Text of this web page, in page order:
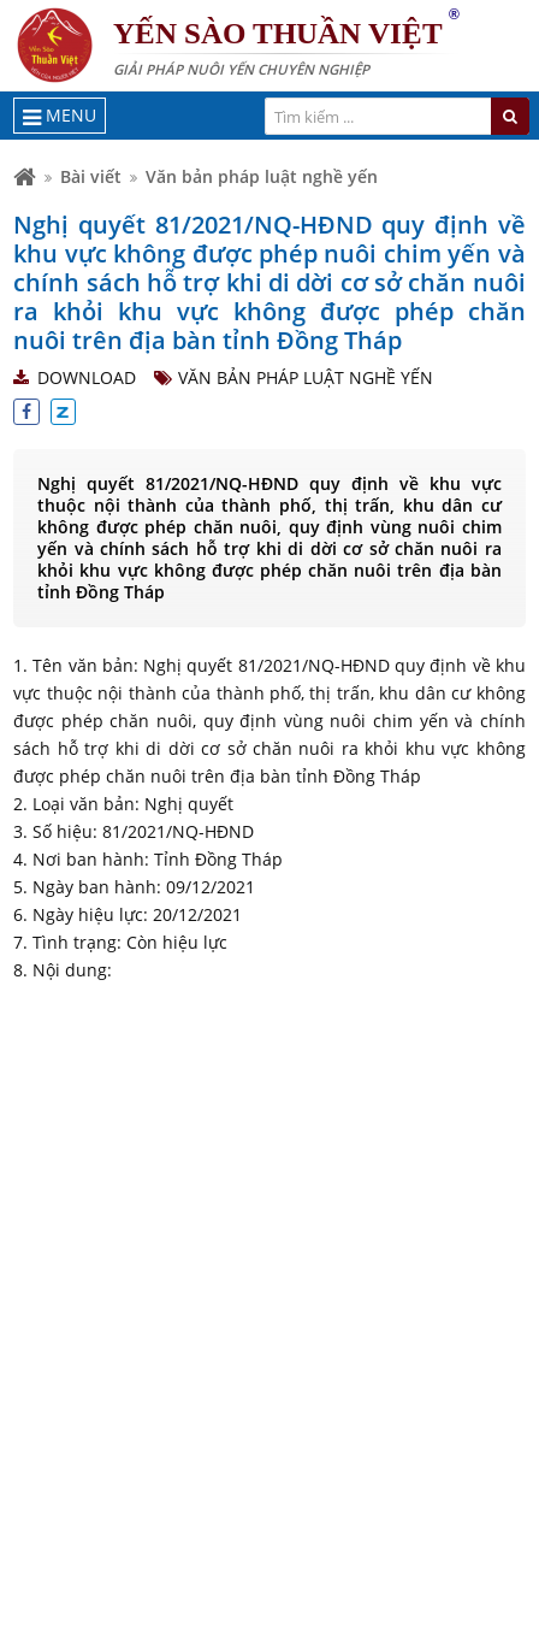
YẾN SÀO THUẦN VIỆT
®
GIẢI PHÁP NUÔI YẾN CHUYÊN NGHIỆP
MENU
Bài viết Văn bản pháp luật nghề yến
Nghị quyết 81/2021/NQ-HĐND quy định về
khu vực không được phép nuôi chim yến và
chính sách hỗ trợ khi di dời cơ sở chăn nuôi
ra khỏi khu vực không được phép chăn
nuôi trên địa bàn tỉnh Đồng Tháp
DOWNLOAD VĂN BẢN PHÁP LUẬT NGHỀ YẾN
Nghị quyết 81/2021/NQ-HĐND quy định về khu vực
thuộc nội thành của thành phố, thị trấn, khu dân cư
không được phép chăn nuôi, quy định vùng nuôi chim
yến và chính sách hỗ trợ khi di dời cơ sở chăn nuôi ra
khỏi khu vực không được phép chăn nuôi trên địa bàn
tỉnh Đồng Tháp
1. Tên văn bản: Nghị quyết 81/2021/NQ-HĐND quy định về khu
vực thuộc nội thành của thành phố, thị trấn, khu dân cư không
được phép chăn nuôi, quy định vùng nuôi chim yến và chính
sách hỗ trợ khi di dời cơ sở chăn nuôi ra khỏi khu vực không
được phép chăn nuôi trên địa bàn tỉnh Đồng Tháp
2. Loại văn bản: Nghị quyết
3. Số hiệu: 81/2021/NQ-HĐND
4. Nơi ban hành: Tỉnh Đồng Tháp
5. Ngày ban hành: 09/12/2021
6. Ngày hiệu lực: 20/12/2021
7. Tình trạng: Còn hiệu lực
8. Nội dung: